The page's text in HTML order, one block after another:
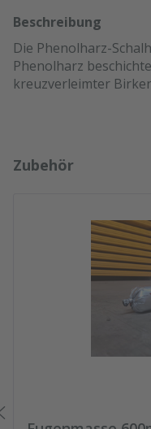
Beschreibung
Die Phenolharz-
Phenolharz
kreuzverleimter
Produktgalerie
Zubehör